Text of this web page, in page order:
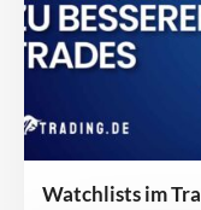
Watchlists im